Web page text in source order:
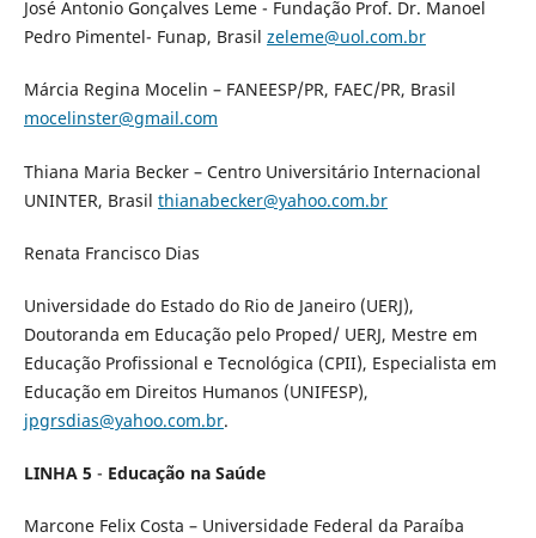
José Antonio Gonçalves Leme - Fundação Prof. Dr. Manoel
Pedro Pimentel- Funap, Brasil zeleme@uol.com.br
Márcia Regina Mocelin – FANEESP/PR, FAEC/PR, Brasil
mocelinster@gmail.com
Thiana Maria Becker – Centro Universitário Internacional
UNINTER, Brasil thianabecker@yahoo.com.br
Renata Francisco Dias
Universidade do Estado do Rio de Janeiro (UERJ),
Doutoranda em Educação pelo Proped/ UERJ, Mestre em
Educação Profissional e Tecnológica (CPII), Especialista em
Educação em Direitos Humanos (UNIFESP),
jpgrsdias@yahoo.com.br.
LINHA 5 - Educação na Saúde
Marcone Felix Costa – Universidade Federal da Paraíba